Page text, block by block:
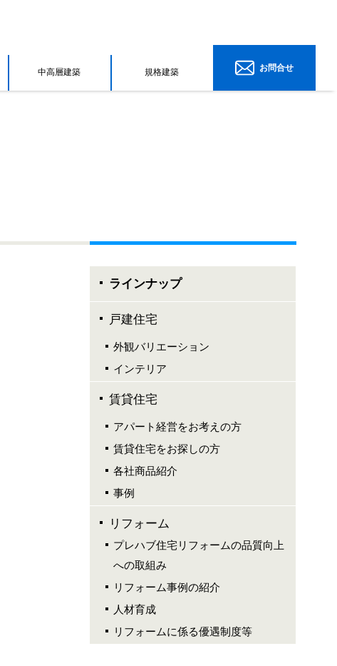
中高層建築 規格建築 お問合せ
ラインナップ
戸建住宅
外観バリエーション
インテリア
賃貸住宅
アパート経営をお考えの方
賃貸住宅をお探しの方
各社商品紹介
事例
リフォーム
プレハブ住宅リフォームの品質向上
への取組み
リフォーム事例の紹介
人材育成
リフォームに係る優遇制度等